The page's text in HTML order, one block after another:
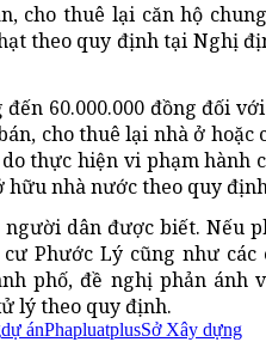
cho thuê lại căn hộ
theo quy định tại Nghị
đến 60.000.000 đồng đối
cho thuê lại nhà ở hoặc
thực hiện vi phạm hành
hữu nhà nước theo quy
dân được biết. Nếu
Phước Lý cũng như
phố, đề nghị phản ánh
lý theo quy định.
dự ánPhapluatplusSở Xây dựng